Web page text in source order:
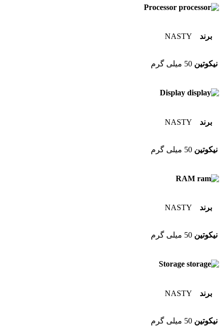
Processor
برند NASTY
نیکوتین 50 میلی گرم
Display
برند NASTY
نیکوتین 50 میلی گرم
RAM
برند NASTY
نیکوتین 50 میلی گرم
Storage
برند NASTY
نیکوتین 50 میلی گرم